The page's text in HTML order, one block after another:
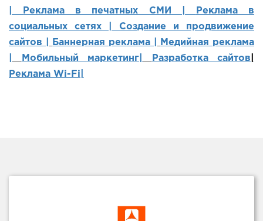
Реклама в печатных СМИ |
Реклама в
социальных сетях | Создание и продвижение
сайтов
Баннерная реклама |
Медийная реклама
Мобильный маркетинг Разработка сайтов
Реклама Wi-Fi|